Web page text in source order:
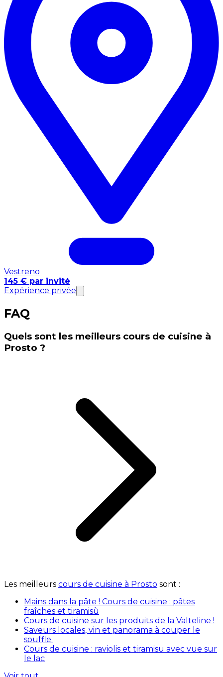
Vestreno
145 € par invité
Expérience privée
FAQ
Quels sont les meilleurs cours de cuisine à
Prosto ?
Les meilleurs cours de cuisine à Prosto sont :
Mains dans la pâte ! Cours de cuisine : pâtes
fraîches et tiramisù
Cours de cuisine sur les produits de la Valteline !
Saveurs locales, vin et panorama à couper le
souffle.
Cours de cuisine : raviolis et tiramisu avec vue sur
le lac